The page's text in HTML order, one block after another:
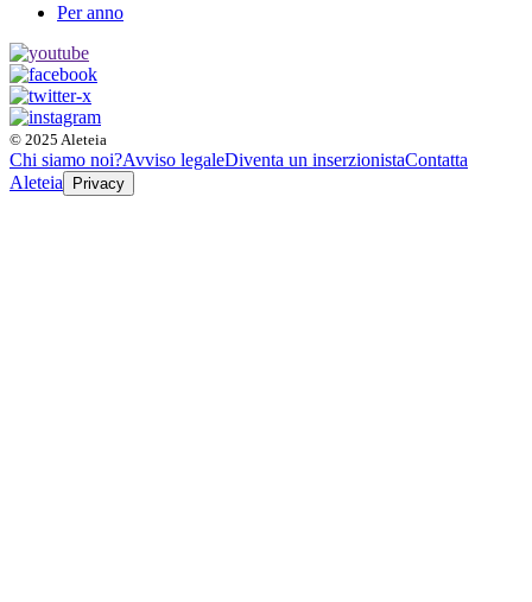
Per anno
© 2025 Aleteia
Chi siamo noi?Avviso legaleDiventa un inserzionistaContatta
Aleteia
Privacy